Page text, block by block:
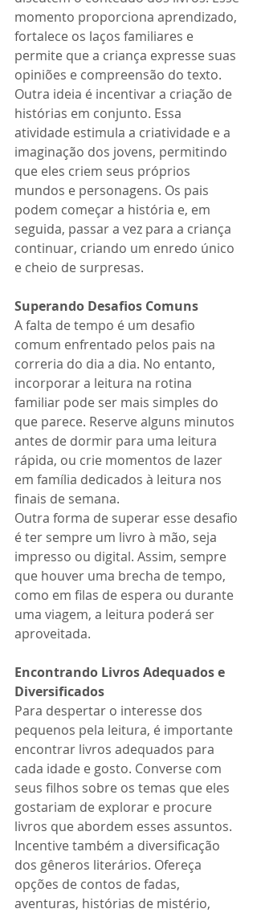
momento proporciona aprendizado,
fortalece os laços familiares e
permite que a criança expresse suas
opiniões e compreensão do texto.
Outra ideia é incentivar a criação de
histórias em conjunto. Essa
atividade estimula a criatividade e a
imaginação dos jovens, permitindo
que eles criem seus próprios
mundos e personagens. Os pais
podem começar a história e, em
seguida, passar a vez para a criança
continuar, criando um enredo único
e cheio de surpresas.
Superando Desafios Comuns
A falta de tempo é um desafio
comum enfrentado pelos pais na
correria do dia a dia. No entanto,
incorporar a leitura na rotina
familiar pode ser mais simples do
que parece. Reserve alguns minutos
antes de dormir para uma leitura
rápida, ou crie momentos de lazer
em família dedicados à leitura nos
finais de semana.
Outra forma de superar esse desafio
é ter sempre um livro à mão, seja
impresso ou digital. Assim, sempre
que houver uma brecha de tempo,
como em filas de espera ou durante
uma viagem, a leitura poderá ser
aproveitada.
Encontrando Livros Adequados e
Diversificados
Para despertar o interesse dos
pequenos pela leitura, é importante
encontrar livros adequados para
cada idade e gosto. Converse com
seus filhos sobre os temas que eles
gostariam de explorar e procure
livros que abordem esses assuntos.
Incentive também a diversificação
dos gêneros literários. Ofereça
opções de contos de fadas,
aventuras, histórias de mistério,